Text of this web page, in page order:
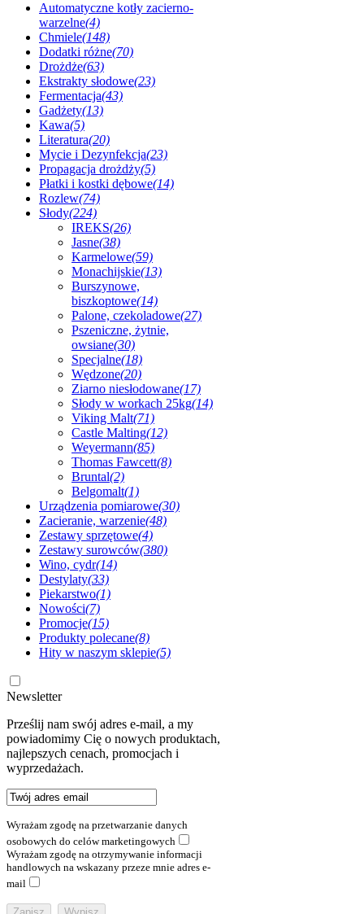
Automatyczne kotły zacierno-
warzelne(4)
Chmiele(148)
Dodatki różne(70)
Drożdże(63)
Ekstrakty słodowe(23)
Fermentacja(43)
Gadżety(13)
Kawa(5)
Literatura(20)
Mycie i Dezynfekcja(23)
Propagacja drożdży(5)
Płatki i kostki dębowe(14)
Rozlew(74)
Słody(224)
IREKS(26)
Jasne(38)
Karmelowe(59)
Monachijskie(13)
Burszynowe,
biszkoptowe(14)
Palone, czekoladowe(27)
Pszeniczne, żytnie,
owsiane(30)
Specjalne(18)
Wędzone(20)
Ziarno niesłodowane(17)
Słody w workach 25kg(14)
Viking Malt(71)
Castle Malting(12)
Weyermann(85)
Thomas Fawcett(8)
Bruntal(2)
Belgomalt(1)
Urządzenia pomiarowe(30)
Zacieranie, warzenie(48)
Zestawy sprzętowe(4)
Zestawy surowców(380)
Wino, cydr(14)
Destylaty(33)
Piekarstwo(1)
Nowości(7)
Promocje(15)
Produkty polecane(8)
Hity w naszym sklepie(5)
Newsletter
Prześlij nam swój adres e-mail, a my
powiadomimy Cię o nowych produktach,
najlepszych cenach, promocjach i
wyprzedażach.
Wyrażam zgodę na przetwarzanie danych
osobowych do celów marketingowych
Wyrażam zgodę na otrzymywanie informacji
handlowych na wskazany przeze mnie adres e-
mail